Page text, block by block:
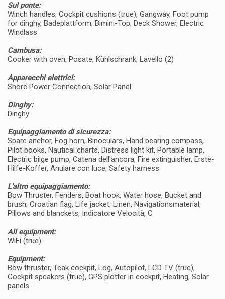
Sul ponte:
Winch handles, Cockpit cushions (true), Gangway, Foot pump
for dinghy, Badeplattform, Bimini-Top, Deck Shower, Electric
Windlass
Cambusa:
Cooker with oven, Posate, Kühlschrank, Lavello (2)
Apparecchi elettrici:
Shore Power Connection, Solar Panel
Dinghy:
Dinghy
Equipaggiamento di sicurezza:
Spare anchor, Fog horn, Binoculars, Hand bearing compass,
Pilot books, Nautical charts, Distress light kit, Portable lamp,
Electric bilge pump, Catena dell'ancora, Fire extinguisher, Erste-
Hilfe-Koffer, Anulare con luce, Safety harness
L'altro equipaggiamento:
Bow Thruster, Fenders, Boat hook, Water hose, Bucket and
brush, Croatian flag, Life jacket, Linen, Navigationsmaterial,
Pillows and blanckets, Indicatore Velocità, C
All equipment:
WiFi (true)
Equipment:
Bow thruster, Teak cockpit, Log, Autopilot, LCD TV (true),
Cockpit speakers (true), GPS plotter in cockpit, Heating, Solar
panels